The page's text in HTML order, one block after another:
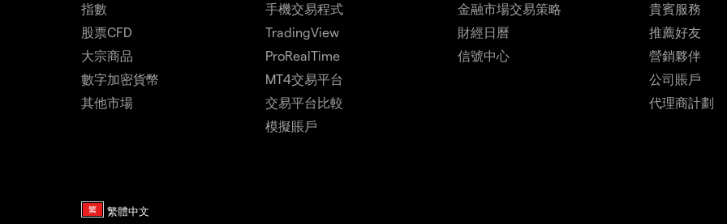
指數
股票CFD
大宗商品
數字加密貨幣
其他市場
手機交易程式
TradingView
ProRealTime
MT4交易平台
交易平台比較
模擬賬戶
金融市場交易策略
財經日曆
信號中心
貴賓服務
推薦好友
營銷夥伴
公司賬戶
代理商計劃